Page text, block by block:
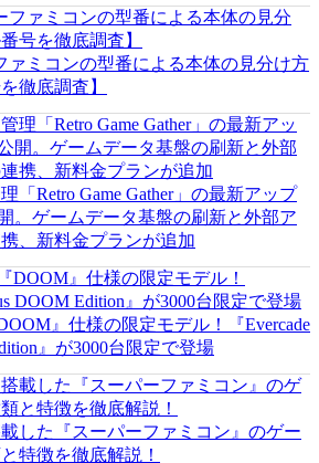
ァミコンの型番による本体の見分け方
徹底調査】
「Retro Game Gather」の最新アップ
。ゲームデータ基盤の刷新と外部ア
、新料金プランが追加
』仕様の限定モデル！『Evercade
』が3000台限定で登場
した『スーパーファミコン』のゲー
特徴を徹底解説！